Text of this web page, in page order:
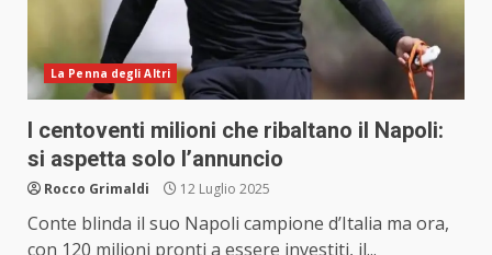
La Penna degli Altri
I centoventi milioni che ribaltano il Napoli:
si aspetta solo l’annuncio
Rocco Grimaldi 12 Luglio 2025
Conte blinda il suo Napoli campione d’Italia ma ora,
con 120 milioni pronti a essere investiti, il...